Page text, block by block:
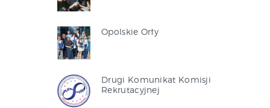
Opolskie Orły
Drugi Komunikat Komisji
Rekrutacyjnej